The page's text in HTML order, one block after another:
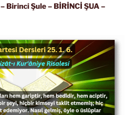
– Birinci Şule – BİRİNCİ ŞUA–